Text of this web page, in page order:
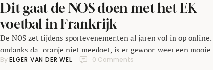
Dit gaat de NOS doen met het EK
voetbal in Frankrijk
De NOS zet tijdens sportevenementen al jaren vol in op online.
ondanks dat oranje niet meedoet, is er gewoon weer een mooie
site gebouwd.
By ELGER VAN DER WEL 0 Comments